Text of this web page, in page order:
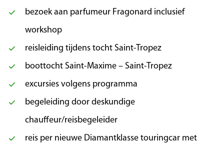
kuststad ontdekken. De oude stad, met de
kleurrijke en de smalle, Italiaans aandoende
straatjes, betovert door haar mediterrane
charme. Wandel langs de Place Masséna, de
Promenade du Paillon en de beroemde
Promenade des Anglais, de strandboulevard
van Engelse oorsprong. ’s Middags brengen we
een bezoek aan het wijnhuis Château de
Crémant, gelegen boven Nice. Het prachtige
landgoed is op zich al een bezoek waard. Na
een korte rondleiding door de wijnkelders kunt
bezoek aan parfumeur Fragonard inclusief
workshop
reisleiding tijdens tocht Saint-Tropez
boottocht Saint-Maxime – Saint-Tropez
excursies volgens programma
begeleiding door deskundige
chauffeur/reisbegeleider
reis per nieuwe Diamantklasse touringcar met